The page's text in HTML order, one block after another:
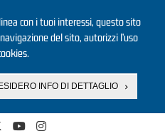
con i tuoi interessi, questo sito
del sito, autorizzi l’uso
INFO DI DETTAGLIO